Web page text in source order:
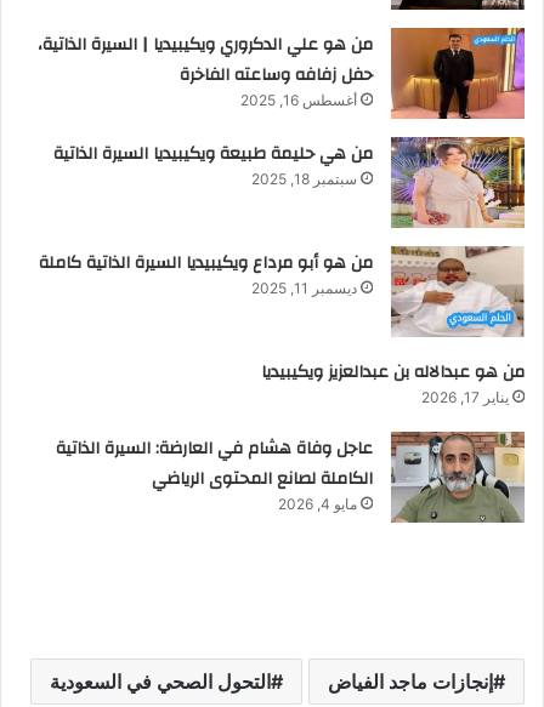
من هو علي الدكروري ويكيبيديا | السيرة الذاتية،
حفل زفافه وساعته الفاخرة
أغسطس 16, 2025
من هي حليمة طبيعة ويكيبيديا السيرة الذاتية
سبتمبر 18, 2025
من هو أبو مرداع ويكيبيديا السيرة الذاتية كاملة
ديسمبر 11, 2025
من هو عبدالاله بن عبدالعزيز ويكيبيديا
يناير 17, 2026
عاجل وفاة هشام في العارضة: السيرة الذاتية
الكاملة لصانع المحتوى الرياضي
مايو 4, 2026
إنجازات ماجد الفياض التحول الصحي في السعودية